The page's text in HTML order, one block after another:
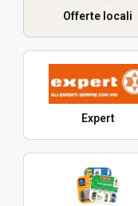
Offerte locali
Expert